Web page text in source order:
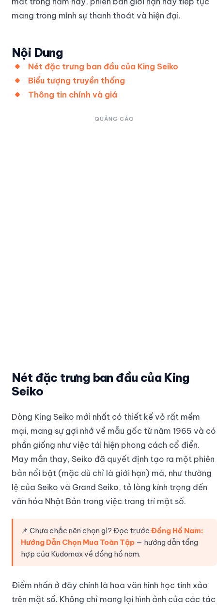
mang trong mình sự thanh thoát và hiện đại.
Nội Dung
Nét đặc trưng ban đầu của King Seiko
Biểu tượng truyền thống
Thông tin chính và giá
QUẢNG CÁO
Nét đặc trưng ban đầu của King
Seiko
Dòng King Seiko mới nhất có thiết kế vỏ rất mềm
mại, mang sự gợi nhớ về mẫu gốc từ năm 1965 và có
phần giống như việc tái hiện phong cách cổ điển.
May mắn thay, Seiko đã quyết định tạo ra một phiên
bản nổi bật (mặc dù chỉ là giới hạn) mà, như thường
lệ của Seiko và Grand Seiko, tỏ lòng kính trọng đến
văn hóa Nhật Bản trong việc trang trí mặt số.
📌 Chưa chắc nên chọn gì? Đọc trước Đồng Hồ Nam:
Hướng Dẫn Chọn Mua Toàn Tập — hướng dẫn tổng
hợp của Kudomax về đồng hồ nam.
Điểm nhấn ở đây chính là hoa văn hình học tinh xảo
trên mặt số. Không chỉ mang lại hình ảnh của các tác